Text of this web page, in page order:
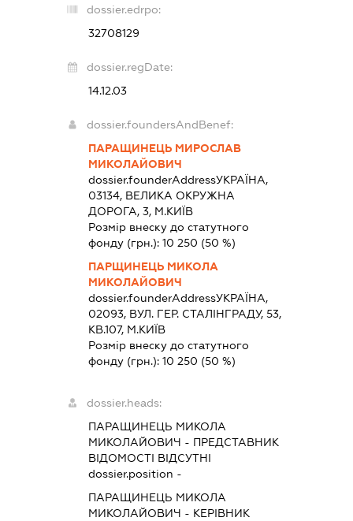
dossier.edrpo:
32708129
dossier.regDate:
14.12.03
dossier.foundersAndBenef:
ПАРАЩИНЕЦЬ МИРОСЛАВ
МИКОЛАЙОВИЧ
dossier.founderAddressУКРАЇНА,
03134, ВЕЛИКА ОКРУЖНА
ДОРОГА, 3, М.КИЇВ
Розмір внеску до статутного
фонду (грн.):10 250 (50 %)
ПАРЩИНЕЦЬ МИКОЛА
МИКОЛАЙОВИЧ
dossier.founderAddressУКРАЇНА,
02093, ВУЛ. ГЕР. СТАЛІНГРАДУ, 53,
КВ.107, М.КИЇВ
Розмір внеску до статутного
фонду (грн.):10 250 (50 %)
dossier.heads:
ПАРАЩИНЕЦЬ МИКОЛА
МИКОЛАЙОВИЧ - ПРЕДСТАВНИК
ВІДОМОСТІ ВІДСУТНІ
dossier.position -
ПАРАЩИНЕЦЬ МИКОЛА
МИКОЛАЙОВИЧ - КЕРІВНИК